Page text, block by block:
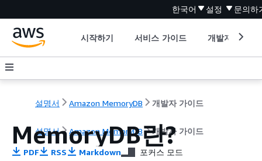
한국어 설정 문의하
시작하기 서비스 가이드 개발자 도구
설명서 Amazon MemoryDB 개발자 가이드
설명서 Amazon MemoryDB 개발자 가이드
MemoryDB란?
PDF RSS Markdown 포커스 모드